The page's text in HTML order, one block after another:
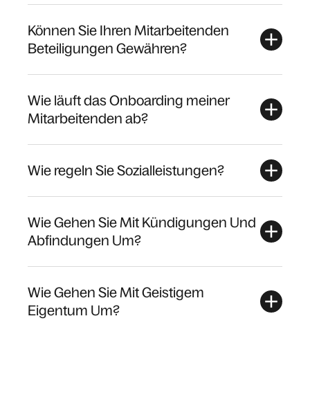
Können Sie Ihren Mitarbeitenden
Beteiligungen Gewähren?
Wie läuft das Onboarding meiner
Mitarbeitenden ab?
Wie regeln Sie Sozialleistungen?
Wie Gehen Sie Mit Kündigungen Und
Abfindungen Um?
Wie Gehen Sie Mit Geistigem
Eigentum Um?